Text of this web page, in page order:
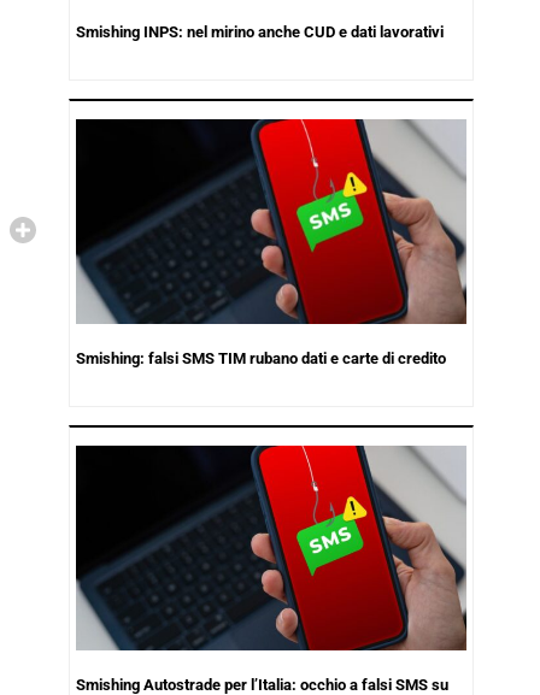
Smishing INPS: nel mirino anche CUD e dati lavorativi
Smishing: falsi SMS TIM rubano dati e carte di credito
Smishing Autostrade per l’Italia: occhio a falsi SMS su